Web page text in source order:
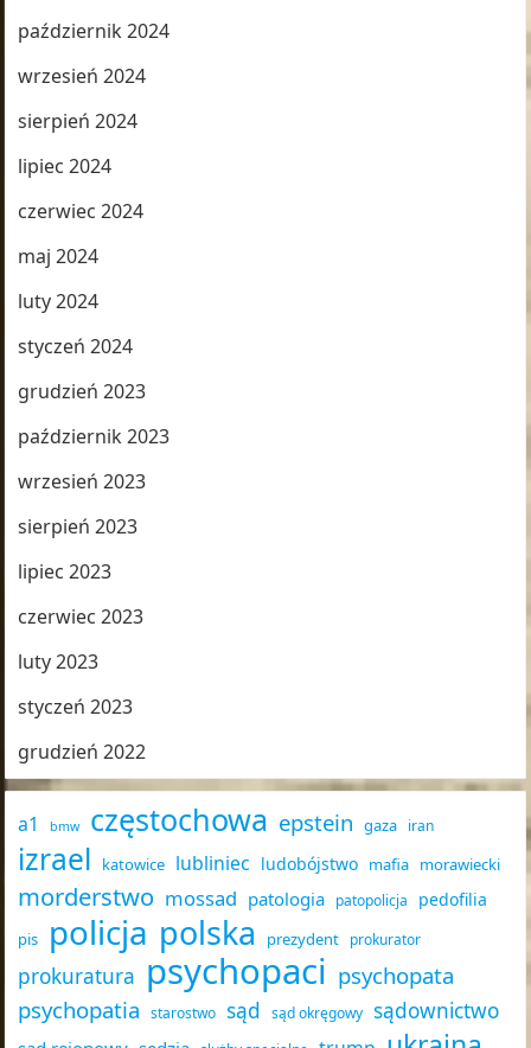
październik 2024
wrzesień 2024
sierpień 2024
lipiec 2024
czerwiec 2024
maj 2024
luty 2024
styczeń 2024
grudzień 2023
październik 2023
wrzesień 2023
sierpień 2023
lipiec 2023
czerwiec 2023
luty 2023
styczeń 2023
grudzień 2022
a1 bmw częstochowa epstein gaza iran
izrael katowice lubliniec ludobójstwo mafia morawiecki
morderstwo mossad patologia patopolicja pedofilia
pis policja polska prezydent prokurator
prokuratura psychopaci psychopata
psychopatia
starostwo sąd sąd okręgowy sądownictwo